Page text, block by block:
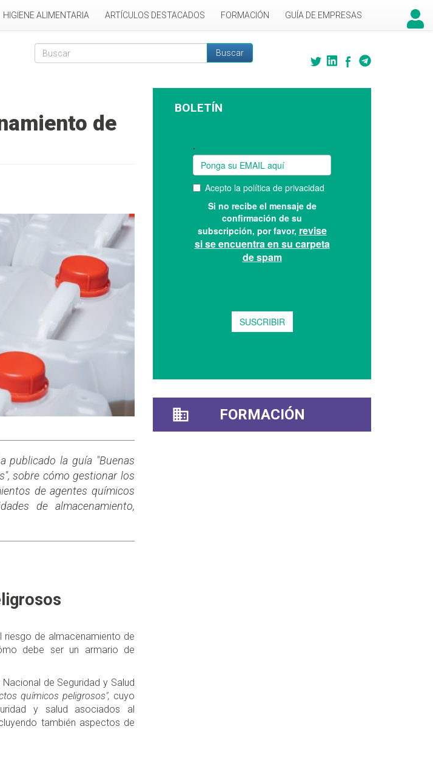
HIGIENE ALIMENTARIA ARTÍCULOS DESTACADOS FORMACIÓN GUÍA DE EMPRESAS
Formulario de búsqueda
Buscar
de
publicado la guía "Buenas
sobre cómo gestionar los
de agentes químicos
de almacenamiento,
de almacenamiento de
debe ser un armario de
de Seguridad y Salud
químicos peligrosos", cuyo
y salud asociados al
también aspectos de
BOLETÍN
FORMACIÓN